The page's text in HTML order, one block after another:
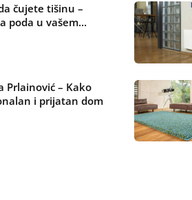
čujete tišinu –
poda u vašem...
Prlainović – Kako
i prijatan dom